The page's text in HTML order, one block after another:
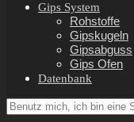
Gips System
Rohstoffe
Gipskugeln
Gipsabguss
Gips Ofen
Datenbank